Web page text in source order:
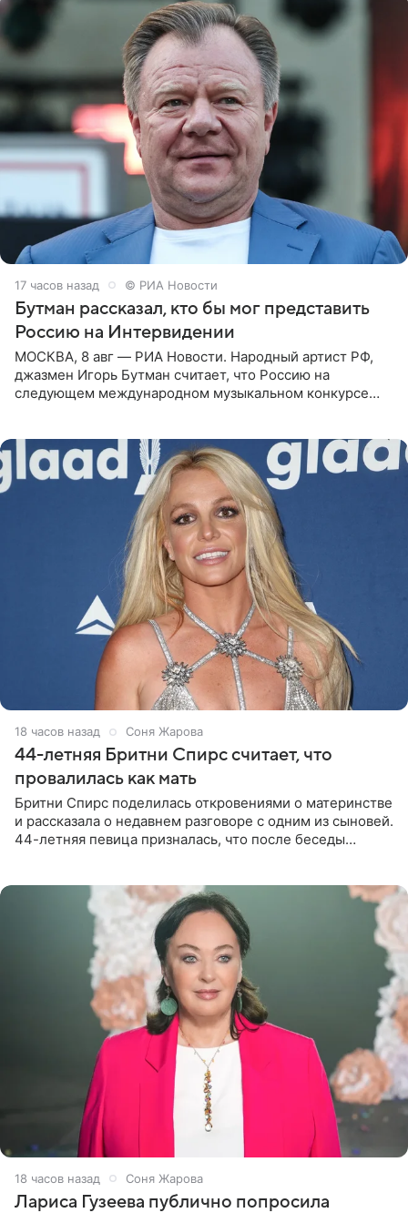
17 часов назад © РИА Новости
Бутман рассказал, кто бы мог представить
Россию на Интервидении
МОСКВА, 8 авг — РИА Новости. Народный артист РФ,
джазмен Игорь Бутман считает, что Россию на
следующем международном музыкальном конкурсе
18 часов назад Соня Жарова
44-летняя Бритни Спирс считает, что
провалилась как мать
Бритни Спирс поделилась откровениями о материнстве
и рассказала о недавнем разговоре с одним из сыновей.
44-летняя певица призналась, что после беседы
18 часов назад Соня Жарова
Лариса Гузеева публично попросила